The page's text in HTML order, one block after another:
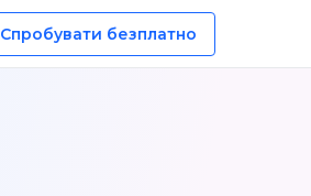
Спробувати безплатно